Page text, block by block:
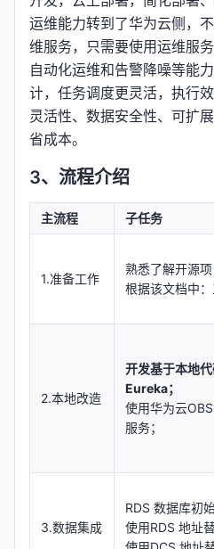
运维能力转到了华为云侧，
维服务，只需要使用运维服
自动化运维和告警降噪等能
计，任务调度更灵活，执行
灵活性、数据安全性、可扩
省成本。
3、流程介绍
主流程 子任务
1.准备工作
熟悉了解开源
根据该文档中：
2.本地改造
开发基于本地
Eureka；
使用华为云
服务；
3.数据集成
RDS 数据库初
使用RDS 地址